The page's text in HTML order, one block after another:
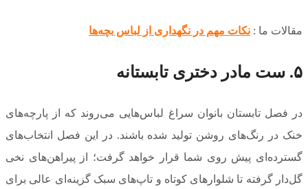
مقالات ما : نکات مهم در نگهداری از لباس بچه‌ها
۵. ست مادر دختری تابستانه
در فصل تابستان بانوان سراغ لباس‌هایی می‌روند که از پارچه‌های
خنک در رنگ‌های روشن تولید شده باشند. در این فصل انتخاب‌های
گسترده‌ای پیش روی شما قرار خواهد گرفت؛ از پیراهن‌های نخی
گل‌دار گرفته تا شلوارهای کوتاه و تاپ‌های سبک گزینه‌ای عالی برای